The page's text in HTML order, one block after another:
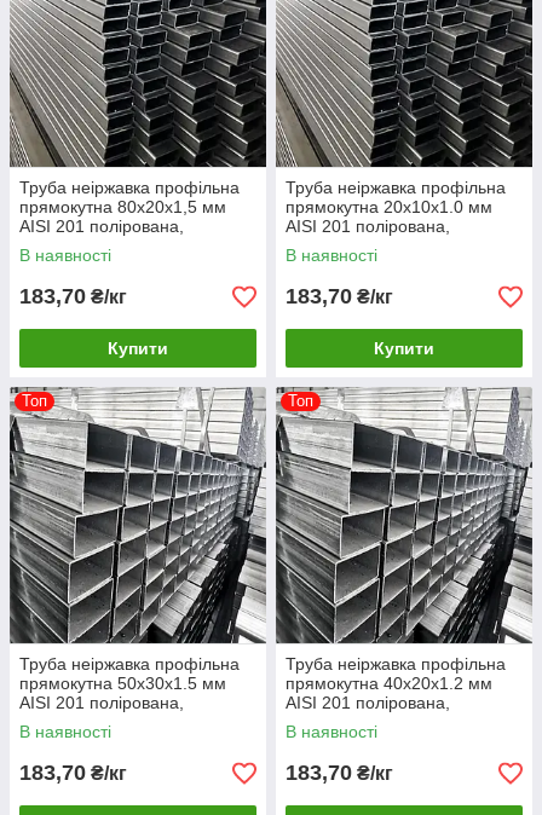
Труба неіржавка профільна
прямокутна 80х20х1,5 мм
AISI 201 полірована,
шліфована, матова
В наявності
183,70 ₴/кг
Купити
Труба неіржавка профільна
прямокутна 20х10х1.0 мм
AISI 201 полірована,
шліфована, матова
В наявності
183,70 ₴/кг
Купити
Топ
Труба неіржавка профільна
прямокутна 50х30х1.5 мм
AISI 201 полірована,
шліфована, матова
В наявності
183,70 ₴/кг
Топ
Труба неіржавка профільна
прямокутна 40х20х1.2 мм
AISI 201 полірована,
шліфована, матова
В наявності
183,70 ₴/кг